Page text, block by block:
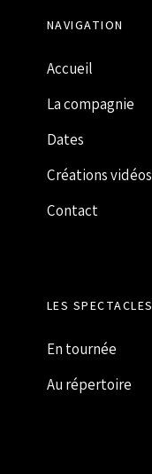
NAVIGATION
Accueil
La compagnie
Dates
Créations vidéos
Contact
LES SPECTACLES
En tournée
Au répertoire